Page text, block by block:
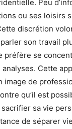
Peu
ou ses loisirs
discrétion
son travail
préfère se
analyses. Cette
image de
qu’il est
sa vie
de séparer